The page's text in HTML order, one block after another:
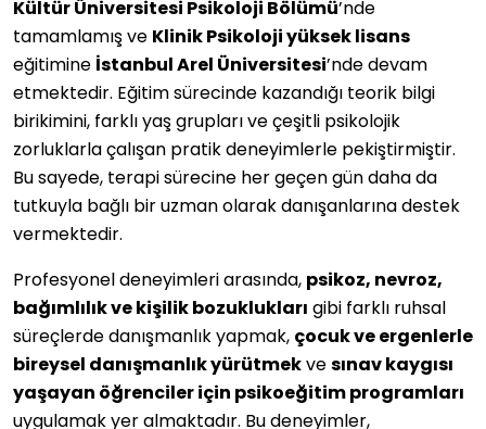
Kültür Üniversitesi Psikoloji Bölümü’nde
tamamlamış ve Klinik Psikoloji yüksek lisans
eğitimine İstanbul Arel Üniversitesi’nde devam
etmektedir. Eğitim sürecinde kazandığı teorik bilgi
birikimini, farklı yaş grupları ve çeşitli psikolojik
zorluklarla çalışan pratik deneyimlerle pekiştirmiştir.
Bu sayede, terapi sürecine her geçen gün daha da
tutkuyla bağlı bir uzman olarak danışanlarına destek
vermektedir.
Profesyonel deneyimleri arasında, psikoz, nevroz,
bağımlılık ve kişilik bozuklukları gibi farklı ruhsal
süreçlerde danışmanlık yapmak, çocuk ve ergenlerle
bireysel danışmanlık yürütmek ve sınav kaygısı
yaşayan öğrenciler için psikoeğitim programları
uygulamak yer almaktadır. Bu deneyimler,